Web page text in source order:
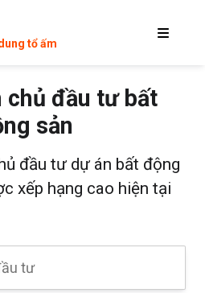
tổ ấm
chủ đầu tư bất
sản
đầu tư dự án bất động
xếp hạng cao hiện tại